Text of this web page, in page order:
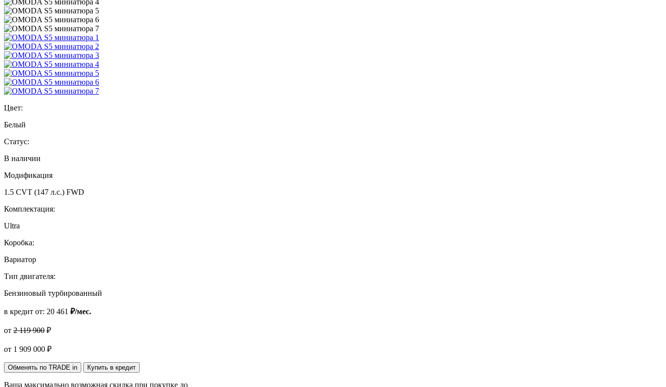
Цвет:
Белый
Статус:
В наличии
Модификация
1.5 CVT (147 л.с.) FWD
Комплектация:
Ultra
Коробка:
Вариатор
Тип двигателя:
Бензиновый турбированный
в кредит от: 20 461 ₽/мес.
от 2 119 900 ₽
от 1 909 000 ₽
Обменять по TRADE in Купить в кредит
Ваша максимально возможная скидка при покупке до